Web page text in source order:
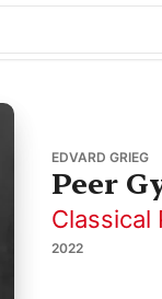
EDVARD GRIEG
Peer
Classical
2022